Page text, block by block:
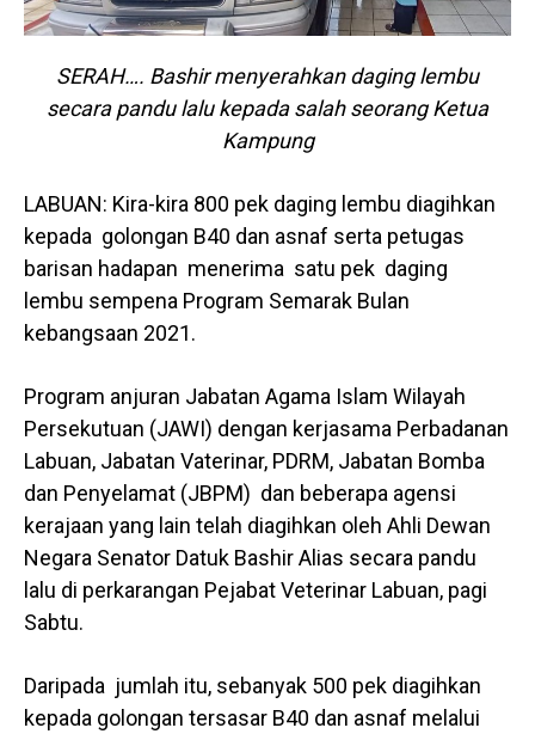
SERAH…. Bashir menyerahkan daging lembu
secara pandu lalu kepada salah seorang Ketua
Kampung
LABUAN: Kira-kira 800 pek daging lembu diagihkan
kepada golongan B40 dan asnaf serta petugas
barisan hadapan menerima satu pek daging
lembu sempena Program Semarak Bulan
kebangsaan 2021.
Program anjuran Jabatan Agama Islam Wilayah
Persekutuan (JAWI) dengan kerjasama Perbadanan
Labuan, Jabatan Vaterinar, PDRM, Jabatan Bomba
dan Penyelamat (JBPM) dan beberapa agensi
kerajaan yang lain telah diagihkan oleh Ahli Dewan
Negara Senator Datuk Bashir Alias secara pandu
lalu di perkarangan Pejabat Veterinar Labuan, pagi
Sabtu.
Daripada jumlah itu, sebanyak 500 pek diagihkan
kepada golongan tersasar B40 dan asnaf melalui